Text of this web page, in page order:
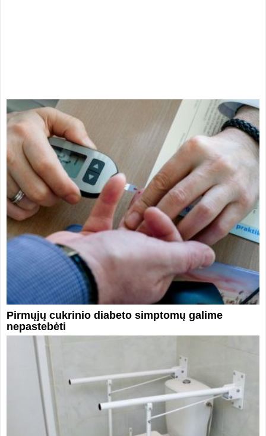
Pirmųjų cukrinio diabeto simptomų galime
nepastebėti